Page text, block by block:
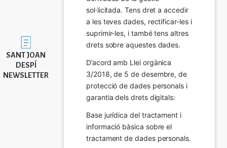
Imatge
SANT JOAN
DESPÍ
NEWSLETTER
sol·licitada. Tens dret a accedir
a les teves dades, rectificar-les i
suprimir-les, i també tens altres
drets sobre aquestes dades.
D’acord amb Llei orgànica
3/2018, de 5 de desembre, de
protecció de dades personals i
garantia dels drets digitals:
Base jurídica del tractament i
informació bàsica sobre el
tractament de dades personals.